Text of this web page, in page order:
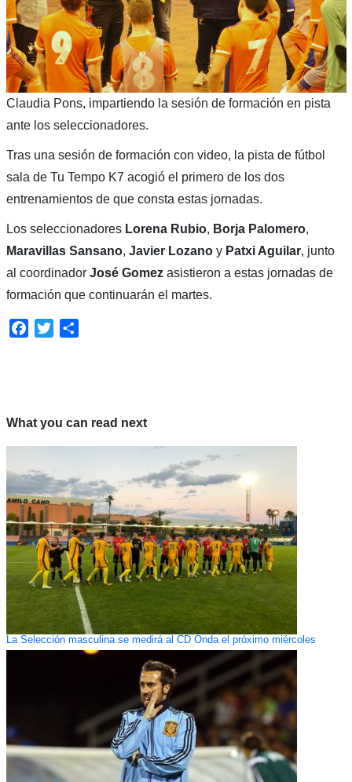
Claudia Pons, impartiendo la sesión de formación en pista
ante los seleccionadores.
Tras una sesión de formación con video, la pista de fútbol
sala de Tu Tempo K7 acogió el primero de los dos
entrenamientos de que consta estas jornadas.
Los seleccionadores Lorena Rubio, Borja Palomero,
Maravillas Sansano, Javier LozanoyPatxi Aguilar, junto
al coordinadorJosé Gomezasistieron a estas jornadas de
formación que continuarán el martes.
Facebook
Twitter
What you can read next
La Selección masculina se medirá al CD Onda el próximo miércoles